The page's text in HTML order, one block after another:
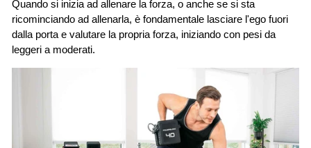
Quando si inizia ad allenare la forza, o anche se si sta
ricominciando ad allenarla, è fondamentale lasciare l'ego fuori
dalla porta e valutare la propria forza, iniziando con pesi da
leggeri a moderati.